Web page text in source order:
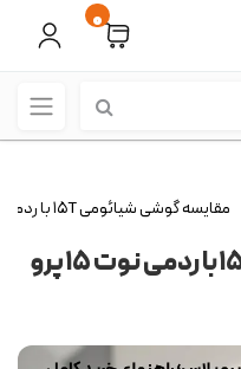
0
مقایسه گوشی شیائومی ۱۵T با ردمی نوت ۱۵ پرو پلاس؛ راهنمای خرید کامل
مقایسه گوشی شیائومی ۱۵T با ردمی نوت ۱۵ پرو